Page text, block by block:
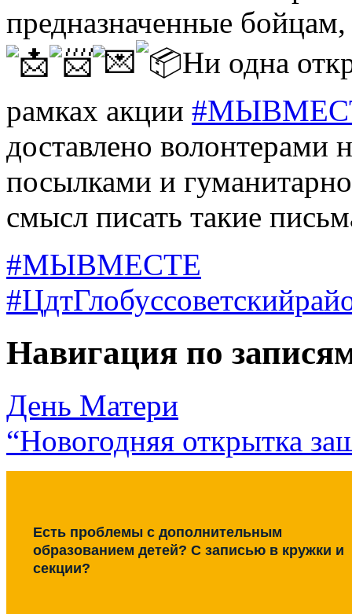
предназначенные
Ни одна
рамках акции
доставлено волонтерами
посылками и
смысл писать такие
#МЫВМЕСТЕ
Навигация по
День Матери
“Новогодняя открытка
Есть проблемы с дополнительным
образованием детей? С записью в кружки и
секции?